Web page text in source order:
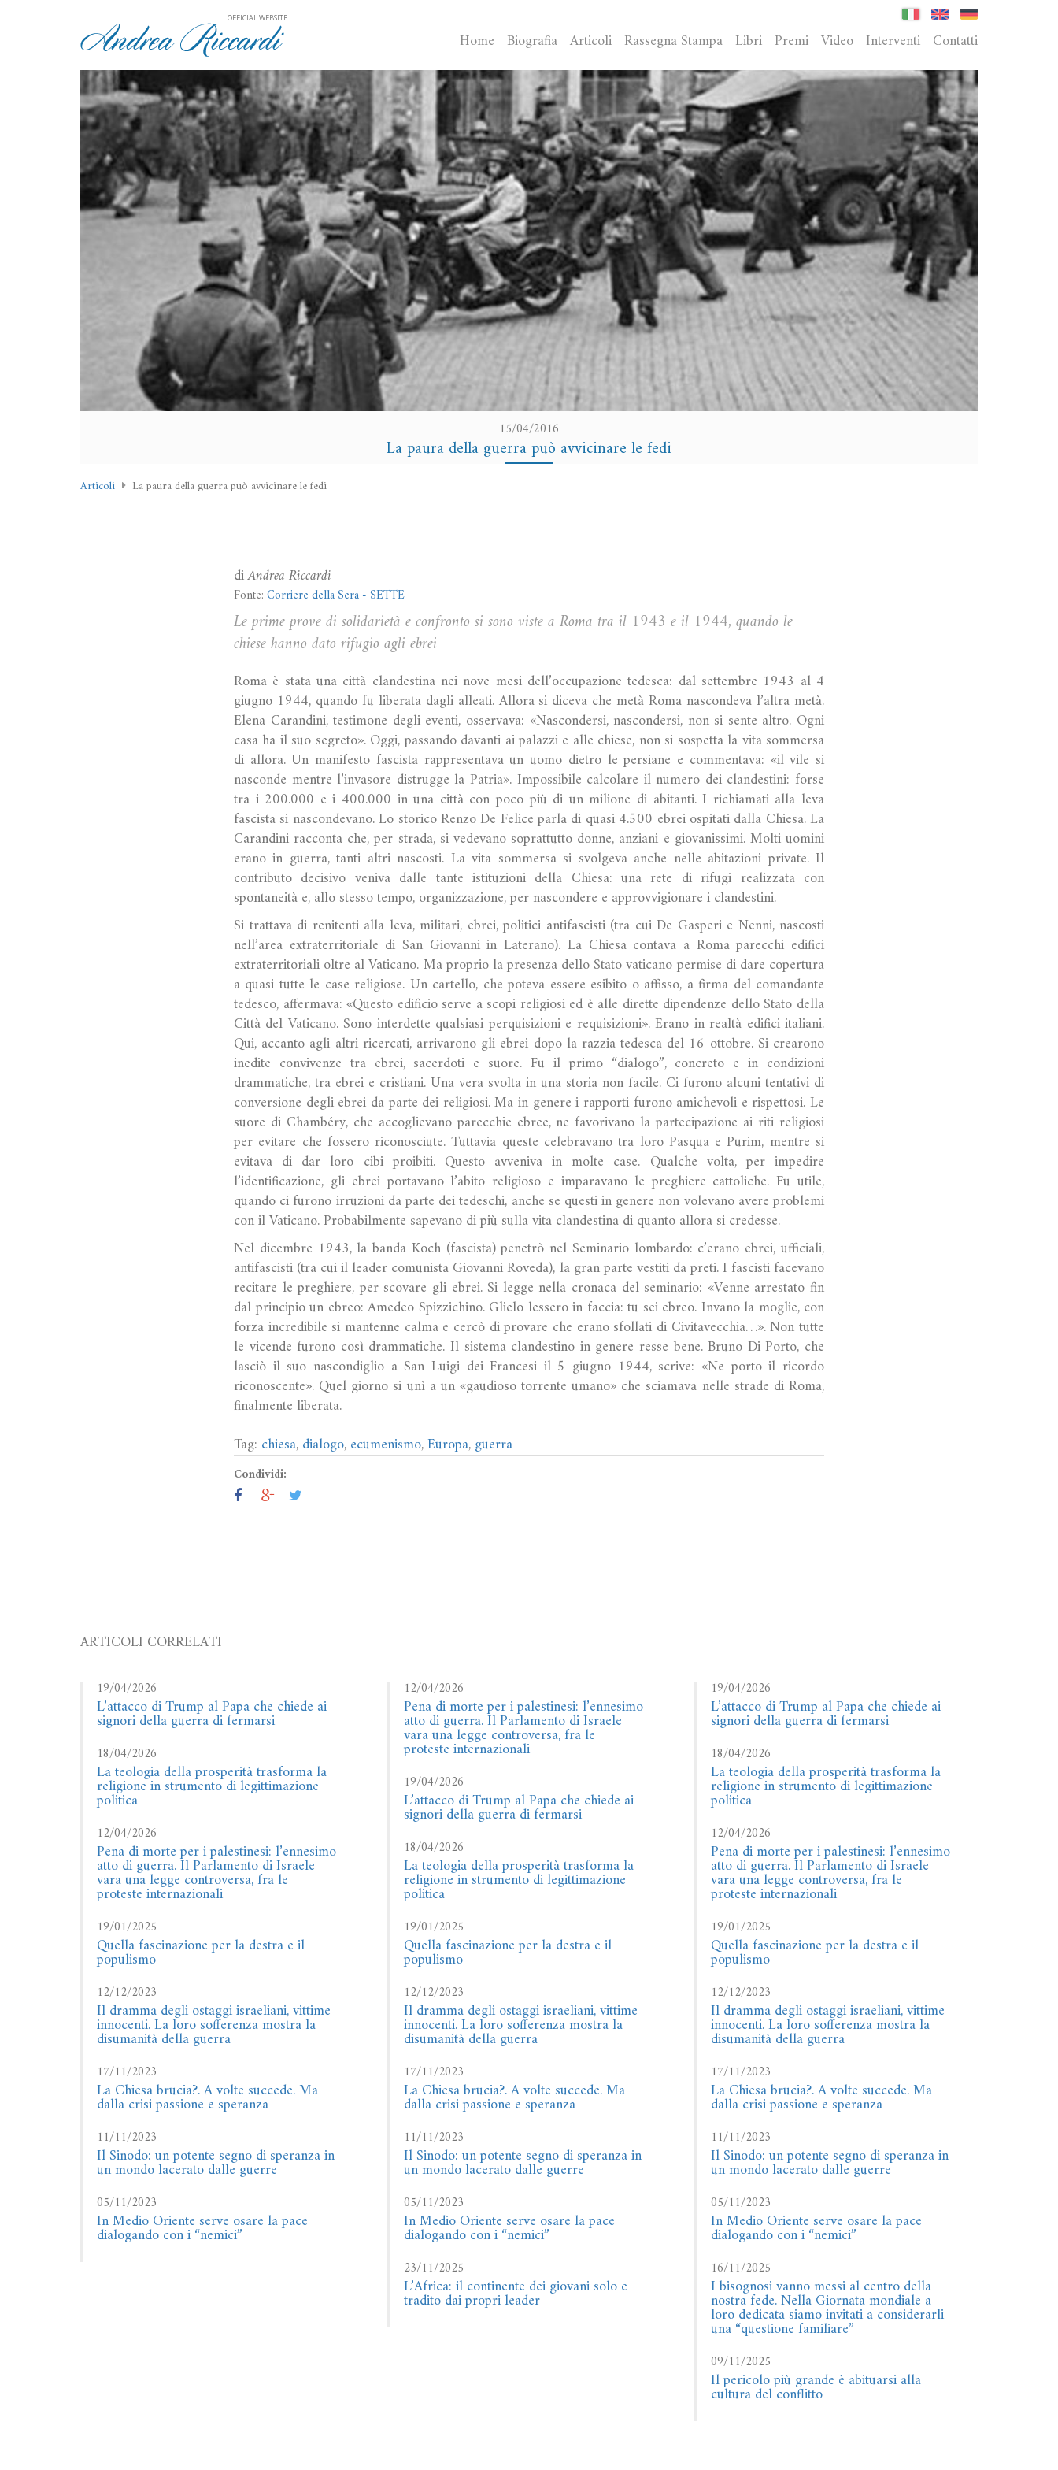
OFFICIAL WEBSITE
Home Biografia Articoli Rassegna Stampa Libri Premi Video Interventi Contatti
15/04/2016
La paura della guerra può avvicinare le fedi
Articoli La paura della guerra può avvicinare le fedi
diAndrea Riccardi
Fonte:Corriere della Sera - SETTE
Le prime prove di solidarietà e confronto si sono viste a Roma tra il 1943 e il 1944, quando le
chiese hanno dato rifugio agli ebrei
Roma è stata una città clandestina nei nove mesi dell’occupazione tedesca: dal settembre 1943 al 4
giugno 1944, quando fu liberata dagli alleati. Allora si diceva che metà Roma nascondeva l’altra metà.
Elena Carandini, testimone degli eventi, osservava: «Nascondersi, nascondersi, non si sente altro. Ogni
casa ha il suo segreto». Oggi, passando davanti ai palazzi e alle chiese, non si sospetta la vita sommersa
di allora. Un manifesto fascista rappresentava un uomo dietro le persiane e commentava: «il vile si
nasconde mentre l’invasore distrugge la Patria». Impossibile calcolare il numero dei clandestini: forse
tra i 200.000 e i 400.000 in una città con poco più di un milione di abitanti. I richiamati alla leva
fascista si nascondevano. Lo storico Renzo De Felice parla di quasi 4.500 ebrei ospitati dalla Chiesa. La
Carandini racconta che, per strada, si vedevano soprattutto donne, anziani e giovanissimi. Molti uomini
erano in guerra, tanti altri nascosti. La vita sommersa si svolgeva anche nelle abitazioni private. Il
contributo decisivo veniva dalle tante istituzioni della Chiesa: una rete di rifugi realizzata con
spontaneità e, allo stesso tempo, organizzazione, per nascondere e approvvigionare i clandestini.
Si trattava di renitenti alla leva, militari, ebrei, politici antifascisti (tra cui De Gasperi e Nenni, nascosti
nell’area extraterritoriale di San Giovanni in Laterano). La Chiesa contava a Roma parecchi edifici
extraterritoriali oltre al Vaticano. Ma proprio la presenza dello Stato vaticano permise di dare copertura
a quasi tutte le case religiose. Un cartello, che poteva essere esibito o affisso, a firma del comandante
tedesco, affermava: «Questo edificio serve a scopi religiosi ed è alle dirette dipendenze dello Stato della
Città del Vaticano. Sono interdette qualsiasi perquisizioni e requisizioni». Erano in realtà edifici italiani.
Qui, accanto agli altri ricercati, arrivarono gli ebrei dopo la razzia tedesca del 16 ottobre. Si crearono
inedite convivenze tra ebrei, sacerdoti e suore. Fu il primo “dialogo”, concreto e in condizioni
drammatiche, tra ebrei e cristiani. Una vera svolta in una storia non facile. Ci furono alcuni tentativi di
conversione degli ebrei da parte dei religiosi. Ma in genere i rapporti furono amichevoli e rispettosi. Le
suore di Chambéry, che accoglievano parecchie ebree, ne favorivano la partecipazione ai riti religiosi
per evitare che fossero riconosciute. Tuttavia queste celebravano tra loro Pasqua e Purim, mentre si
evitava di dar loro cibi proibiti. Questo avveniva in molte case. Qualche volta, per impedire
l’identificazione, gli ebrei portavano l’abito religioso e imparavano le preghiere cattoliche. Fu utile,
quando ci furono irruzioni da parte dei tedeschi, anche se questi in genere non volevano avere problemi
con il Vaticano. Probabilmente sapevano di più sulla vita clandestina di quanto allora si credesse.
Nel dicembre 1943, la banda Koch (fascista) penetrò nel Seminario lombardo: c’erano ebrei, ufficiali,
antifascisti (tra cui il leader comunista Giovanni Roveda), la gran parte vestiti da preti. I fascisti facevano
recitare le preghiere, per scovare gli ebrei. Si legge nella cronaca del seminario: «Venne arrestato fin
dal principio un ebreo: Amedeo Spizzichino. Glielo lessero in faccia: tu sei ebreo. Invano la moglie, con
forza incredibile si mantenne calma e cercò di provare che erano sfollati di Civitavecchia…». Non tutte
le vicende furono così drammatiche. Il sistema clandestino in genere resse bene. Bruno Di Porto, che
lasciò il suo nascondiglio a San Luigi dei Francesi il 5 giugno 1944, scrive: «Ne porto il ricordo
riconoscente». Quel giorno si unì a un «gaudioso torrente umano» che sciamava nelle strade di Roma,
finalmente liberata.
Tag: chiesa,dialogo,ecumenismo,Europa,guerra
Condividi:
ARTICOLI CORRELATI
19/04/2026
L’attacco di Trump al Papa che chiede ai
signori della guerra di fermarsi
18/04/2026
La teologia della prosperità trasforma la
religione in strumento di legittimazione
politica
12/04/2026
Pena di morte per i palestinesi: l’ennesimo
atto di guerra. Il Parlamento di Israele
vara una legge controversa, fra le
proteste internazionali
19/01/2025
Quella fascinazione per la destra e il
populismo
12/12/2023
Il dramma degli ostaggi israeliani, vittime
innocenti. La loro sofferenza mostra la
disumanità della guerra
17/11/2023
La Chiesa brucia?. A volte succede. Ma
dalla crisi passione e speranza
11/11/2023
Il Sinodo: un potente segno di speranza in
un mondo lacerato dalle guerre
05/11/2023
In Medio Oriente serve osare la pace
dialogando con i “nemici”
12/04/2026
Pena di morte per i palestinesi: l’ennesimo
atto di guerra. Il Parlamento di Israele
vara una legge controversa, fra le
proteste internazionali
19/04/2026
L’attacco di Trump al Papa che chiede ai
signori della guerra di fermarsi
18/04/2026
La teologia della prosperità trasforma la
religione in strumento di legittimazione
politica
19/01/2025
Quella fascinazione per la destra e il
populismo
12/12/2023
Il dramma degli ostaggi israeliani, vittime
innocenti. La loro sofferenza mostra la
disumanità della guerra
17/11/2023
La Chiesa brucia?. A volte succede. Ma
dalla crisi passione e speranza
11/11/2023
Il Sinodo: un potente segno di speranza in
un mondo lacerato dalle guerre
05/11/2023
In Medio Oriente serve osare la pace
dialogando con i “nemici”
23/11/2025
L’Africa: il continente dei giovani solo e
tradito dai propri leader
19/04/2026
L’attacco di Trump al Papa che chiede ai
signori della guerra di fermarsi
18/04/2026
La teologia della prosperità trasforma la
religione in strumento di legittimazione
politica
12/04/2026
Pena di morte per i palestinesi: l’ennesimo
atto di guerra. Il Parlamento di Israele
vara una legge controversa, fra le
proteste internazionali
19/01/2025
Quella fascinazione per la destra e il
populismo
12/12/2023
Il dramma degli ostaggi israeliani, vittime
innocenti. La loro sofferenza mostra la
disumanità della guerra
17/11/2023
La Chiesa brucia?. A volte succede. Ma
dalla crisi passione e speranza
11/11/2023
Il Sinodo: un potente segno di speranza in
un mondo lacerato dalle guerre
05/11/2023
In Medio Oriente serve osare la pace
dialogando con i “nemici”
16/11/2025
I bisognosi vanno messi al centro della
nostra fede. Nella Giornata mondiale a
loro dedicata siamo invitati a considerarli
una “questione familiare”
09/11/2025
Il pericolo più grande è abituarsi alla
cultura del conflitto